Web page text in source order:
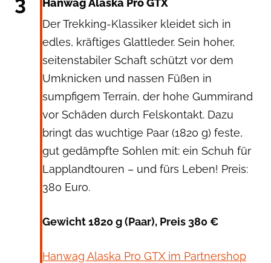
Hanwag Alaska Pro GTX
Der Trekking-Klassiker kleidet sich in
edles, kräftiges Glattleder. Sein hoher,
seitenstabiler Schaft schützt vor dem
Umknicken und nassen Füßen in
sumpfigem Terrain, der hohe Gummirand
vor Schäden durch Felskontakt. Dazu
bringt das wuchtige Paar (1820 g) feste,
gut gedämpfte Sohlen mit: ein Schuh für
Lapplandtouren – und fürs Leben! Preis:
380 Euro.
Gewicht 1820 g (Paar), Preis 380 €
Hanwag Alaska Pro GTX im Partnershop